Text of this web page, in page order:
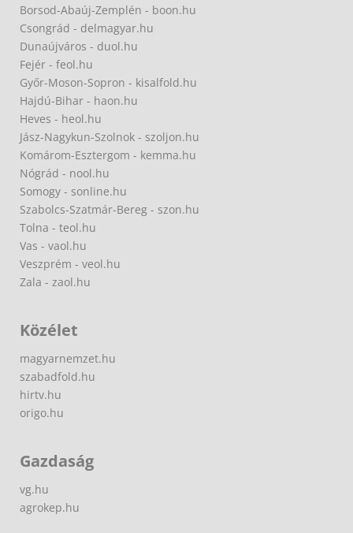
Borsod-Abaúj-Zemplén - boon.hu
Csongrád - delmagyar.hu
Dunaújváros - duol.hu
Fejér - feol.hu
Győr-Moson-Sopron - kisalfold.hu
Hajdú-Bihar - haon.hu
Heves - heol.hu
Jász-Nagykun-Szolnok - szoljon.hu
Komárom-Esztergom - kemma.hu
Nógrád - nool.hu
Somogy - sonline.hu
Szabolcs-Szatmár-Bereg - szon.hu
Tolna - teol.hu
Vas - vaol.hu
Veszprém - veol.hu
Zala - zaol.hu
Közélet
magyarnemzet.hu
szabadfold.hu
hirtv.hu
origo.hu
Gazdaság
vg.hu
agrokep.hu